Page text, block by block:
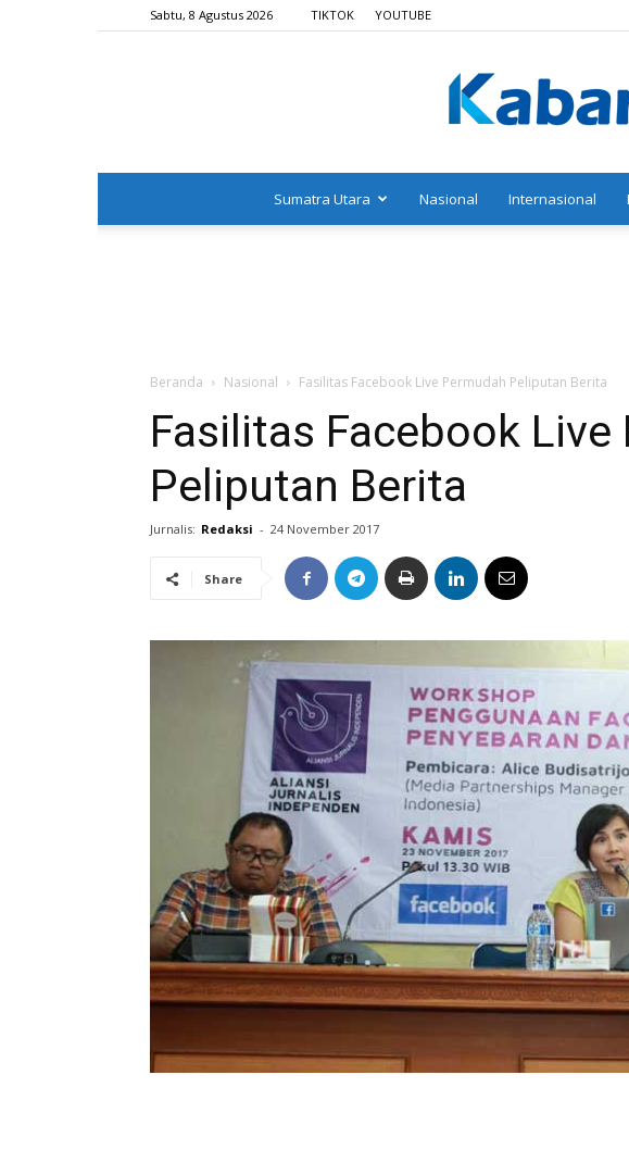
Sabtu, 8 Agustus 2026 TIKTOK YOUTUBE
Sumatra Utara Nasional Internasional
Beranda Nasional Fasilitas Facebook Live Permudah Peliputan Berita
Fasilitas Facebook Live
Peliputan Berita
Jurnalis: Redaksi - 24 November 2017
Share